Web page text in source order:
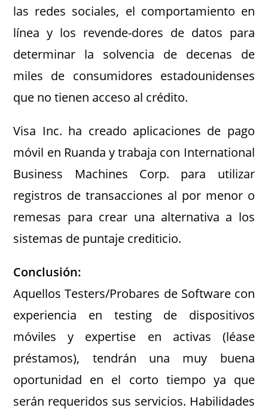
las redes sociales, el comportamiento en
línea y los revende-dores de datos para
determinar la solvencia de decenas de
miles de consumidores estadounidenses
que no tienen acceso al crédito.
Visa Inc. ha creado aplicaciones de pago
móvil en Ruanda y trabaja con International
Business Machines Corp. para utilizar
registros de transacciones al por menor o
remesas para crear una alternativa a los
sistemas de puntaje crediticio.
Conclusión:
Aquellos Testers/Probares de Software con
experiencia en testing de dispositivos
móviles y expertise en activas (léase
préstamos), tendrán una muy buena
oportunidad en el corto tiempo ya que
serán requeridos sus servicios. Habilidades